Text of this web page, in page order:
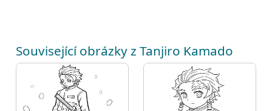
Související obrázky z Tanjiro Kamado